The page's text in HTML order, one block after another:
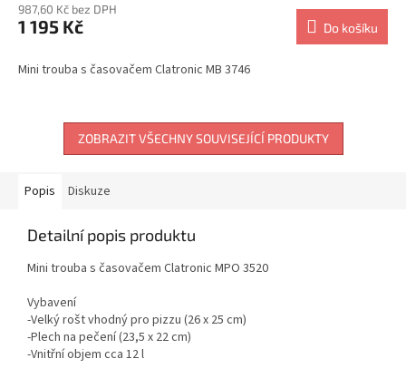
987,60 Kč bez DPH
1 195 Kč Do košíku
Mini trouba s časovačem Clatronic MB 3746
ZOBRAZIT VŠECHNY SOUVISEJÍCÍ PRODUKTY
Popis Diskuze
Detailní popis produktu
Mini trouba s časovačem Clatronic MPO 3520
Vybavení
-Velký rošt vhodný pro pizzu (26 x 25 cm)
-Plech na pečení (23,5 x 22 cm)
-Vnitřní objem cca 12 l